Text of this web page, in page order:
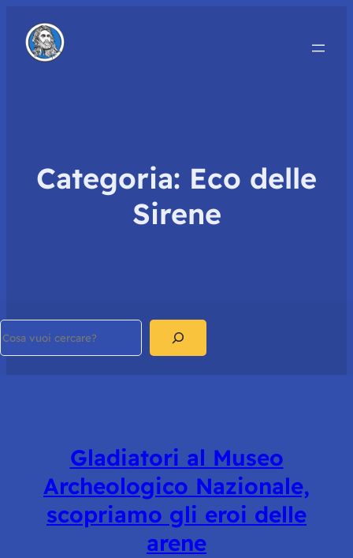
Categoria: Eco delle
Sirene
Gladiatori al Museo
Archeologico Nazionale,
scopriamo gli eroi delle
arene